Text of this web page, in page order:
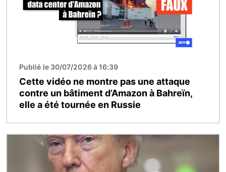
Publié le 30/07/2026 à 16:39
Cette vidéo ne montre pas une attaque
contre un bâtiment d’Amazon à Bahreïn,
elle a été tournée en Russie